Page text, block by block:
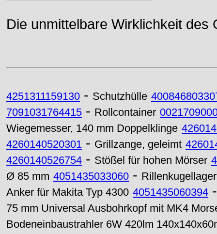
Die unmittelbare Wirklichkeit des
4251311159130 - Schutzhülle
7091031764415 - Rollcontainer
Wiegemesser, 140 mm Doppelklinge
4260140520301 - Grillzange, geleimt
4260140526754 - Stößel für hohen Mörser
Ø 85 mm 4051435033060 -
Anker für Makita Typ 4300 4051435060394
75 mm Universal Ausbohrkopf mit MK4
Bodeneinbaustrahler 6W 420lm